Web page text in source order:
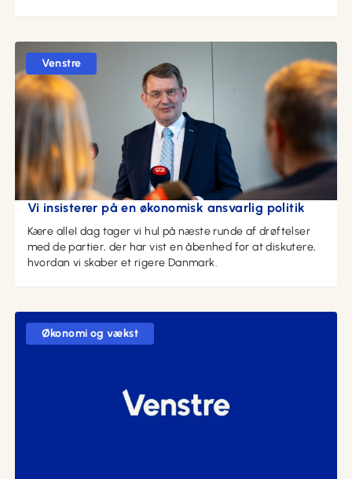
Venstre
15. maj 2026 kl. 16:03
Vi insisterer på en økonomisk ansvarlig politik
Kære alleI dag tager vi hul på næste runde af drøftelser
med de partier, der har vist en åbenhed for at diskutere,
hvordan vi skaber et rigere Danmark.
Økonomi og vækst